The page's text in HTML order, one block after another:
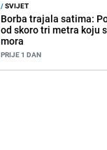
/SVIJET
Borba trajala satima:
od skoro tri metra koju
mora
PRIJE 1 DAN